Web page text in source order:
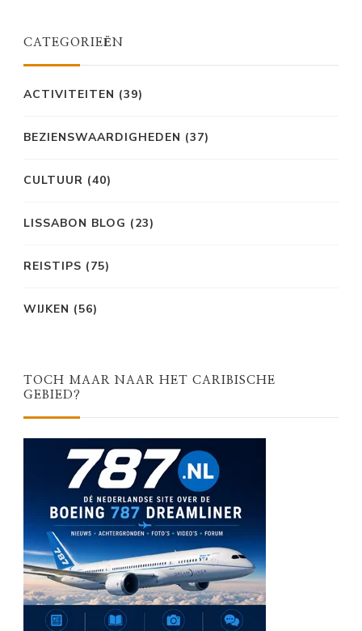
CATEGORIEËN
ACTIVITEITEN (39)
BEZIENSWAARDIGHEDEN (37)
CULTUUR (40)
LISSABON BLOG (23)
REISTIPS (75)
WIJKEN (56)
TOCH MAAR NAAR HET CARIBISCHE
GEBIED?